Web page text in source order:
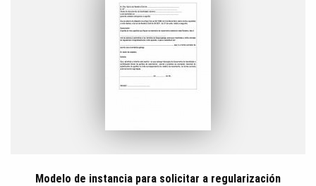
Modelo de instancia para solicitar a regularización